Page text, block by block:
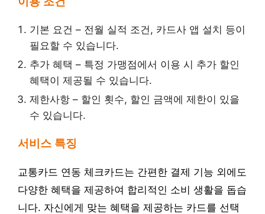
기본 요건 – 전월 실적 조건, 카드사 앱 설치 등이
필요할 수 있습니다.
추가 혜택 – 특정 가맹점에서 이용 시 추가 할인
혜택이 제공될 수 있습니다.
제한사항 – 할인 횟수, 할인 금액에 제한이 있을
수 있습니다.
서비스 특징
교통카드 연동 체크카드는 간편한 결제 기능 외에도
다양한 혜택을 제공하여 합리적인 소비 생활을 돕습
니다. 자신에게 맞는 혜택을 제공하는 카드를 선택